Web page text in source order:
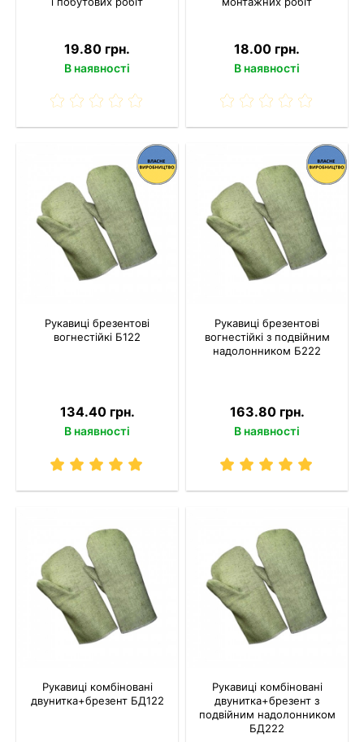
19.80 грн.
В наявності
18.00 грн.
В наявності
Рукавиці брезентові
вогнестійкі Б122
134.40 грн.
В наявності
Рукавиці брезентові
вогнестійкі з подвійним
надолонником Б222
163.80 грн.
В наявності
Рукавиці комбіновані
двунитка+брезент БД122
Рукавиці комбіновані
двунитка+брезент з
подвійним надолонником
БД222